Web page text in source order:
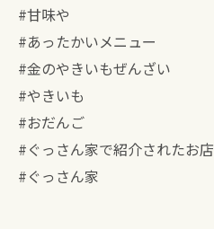
#甘味や
#あったかいメニュー
#金のやきいもぜんざい
#やきいも
#おだんご
#ぐっさん家で紹介されたお店
#ぐっさん家